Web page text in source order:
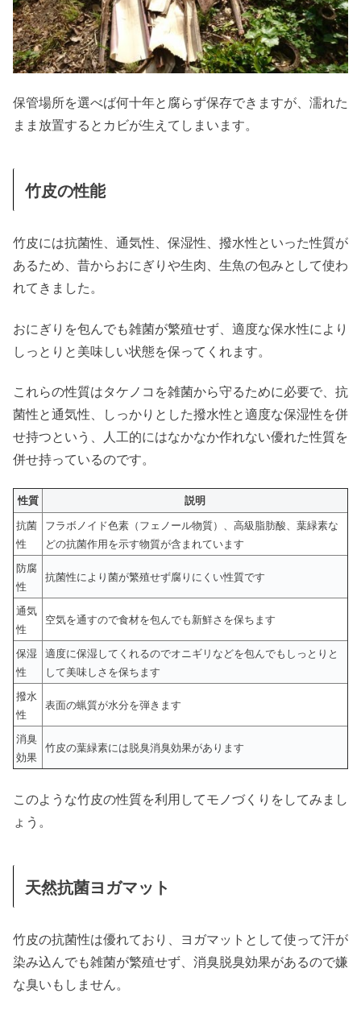
保管場所を選べば何十年と腐らず保存できますが、濡れた
まま放置するとカビが生えてしまいます。
竹皮の性能
竹皮には抗菌性、通気性、保湿性、撥水性といった性質が
あるため、昔からおにぎりや生肉、生魚の包みとして使わ
れてきました。
おにぎりを包んでも雑菌が繁殖せず、適度な保水性により
しっとりと美味しい状態を保ってくれます。
これらの性質はタケノコを雑菌から守るために必要で、抗
菌性と通気性、しっかりとした撥水性と適度な保湿性を併
せ持つという、人工的にはなかなか作れない優れた性質を
併せ持っているのです。
性質 説明
抗菌
性
フラボノイド色素（フェノール物質）、高級脂肪酸、葉緑素な
どの抗菌作用を示す物質が含まれています
防腐
性
抗菌性により菌が繁殖せず腐りにくい性質です
通気
性
空気を通すので食材を包んでも新鮮さを保ちます
保湿
性
適度に保湿してくれるのでオニギリなどを包んでもしっとりと
して美味しさを保ちます
撥水
性
表面の蝋質が水分を弾きます
消臭
効果
竹皮の葉緑素には脱臭消臭効果があります
このような竹皮の性質を利用してモノづくりをしてみまし
ょう。
天然抗菌ヨガマット
竹皮の抗菌性は優れており、ヨガマットとして使って汗が
染み込んでも雑菌が繁殖せず、消臭脱臭効果があるので嫌
な臭いもしません。